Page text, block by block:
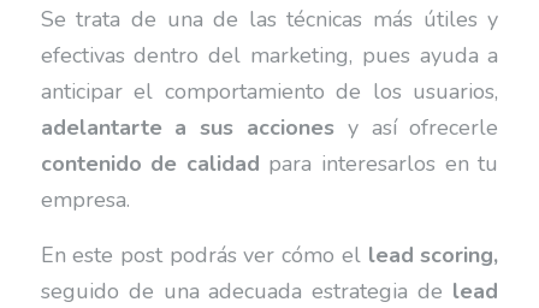
Se trata de una de las técnicas más útiles y
efectivas dentro del marketing, pues ayuda a
anticipar el comportamiento de los usuarios,
adelantarte a sus acciones y así ofrecerle
contenido de calidad para interesarlos en tu
empresa.
En este post podrás ver cómo el lead scoring,
seguido de una adecuada estrategia de lead